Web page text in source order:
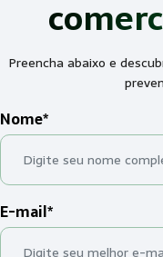
Preencha abaixo e
Nome*
E-mail*